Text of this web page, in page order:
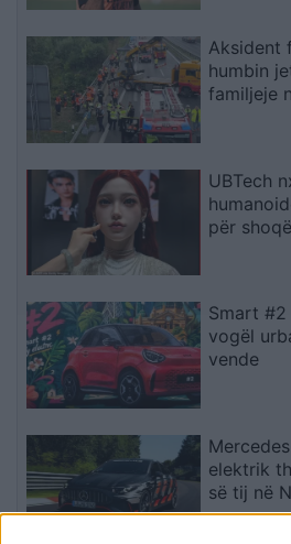
Aksident
humbin
familjeje
UBTech
për
Smart #2
vogël
vende
elektrik
së tij në